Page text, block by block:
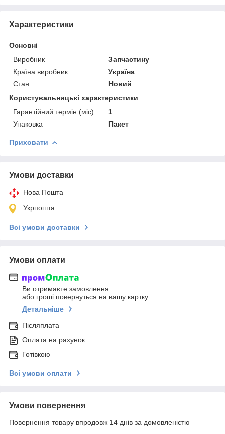
Характеристики
Основні
Виробник
Запчастину
Країна виробник
Україна
Стан
Новий
Користувальницькі характеристики
Гарантійний термін (міс)
1
Упаковка
Пакет
Приховати
Умови доставки
Нова Пошта
Укрпошта
Всі умови доставки
Умови оплати
Ви отримаєте замовлення
або гроші повернуться на вашу картку
Детальніше
Післяплата
Оплата на рахунок
Готівкою
Всі умови оплати
Умови повернення
Повернення товару впродовж 14 днів за домовленістю